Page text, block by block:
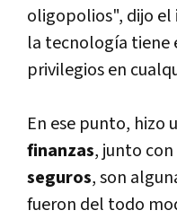
oligopolios", dijo el
la tecnologí­a tiene
privilegios en
En ese punto, hizo
finanzas, junto con
seguros, son
fueron del todo